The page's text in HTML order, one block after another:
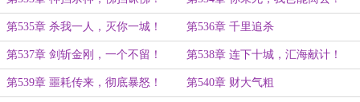
第535章 杀我一人，灭你一城！ 第536章 千里追杀
第537章 剑斩金刚，一个不留！ 第538章 连下十城，汇海献计！
第539章 噩耗传来，彻底暴怒！ 第540章 财大气粗